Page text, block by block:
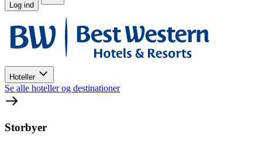
Log ind
Hoteller
Se alle hoteller og destinationer
Storbyer